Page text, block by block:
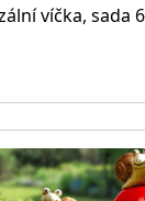
víčka, sada